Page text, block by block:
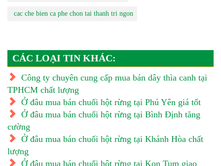
cac che bien ca phe chon tai thanh tri ngon
CÁC LOẠI TIN KHÁC:
Công ty chuyên cung cấp mua bán dây thìa canh tại
TPHCM chất lượng
Ở đâu mua bán chuối hột rừng tại Phú Yên giá tốt
Ở đâu mua bán chuối hột rừng tại Bình Định tăng
cường
Ở đâu mua bán chuối hột rừng tại Khánh Hòa chất
lượng
Ở đâu mua bán chuối hột rừng tại Kon Tum giao